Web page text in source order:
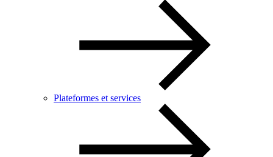
Plateformes et services